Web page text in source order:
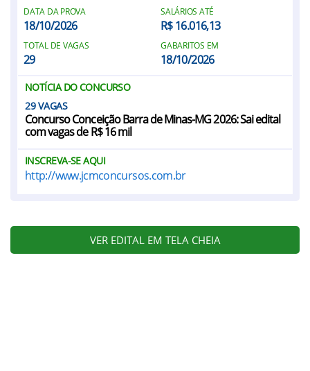
DATA DA PROVA
18/10/2026
SALÁRIOS ATÉ
R$ 16.016,13
TOTAL DE VAGAS
29
GABARITOS EM
18/10/2026
NOTÍCIA DO CONCURSO
29
Concurso Conceição Barra de Minas-MG 2026: Sai edital
com vagas de R$ 16 mil
INSCREVA-SE AQUI
http://www.jcmconcursos.com.br
VER EDITAL EM TELA CHEIA